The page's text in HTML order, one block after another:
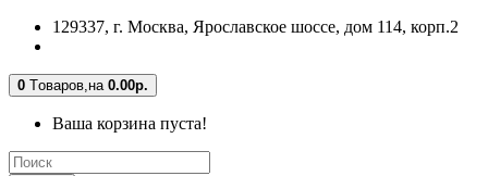
129337, г. Москва, Ярославское шоссе, дом 114, корп.2
0 Tоваров,на 0.00р.
Ваша корзина пуста!